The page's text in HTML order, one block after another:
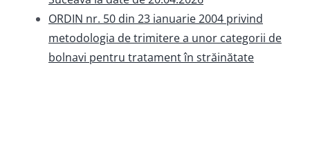
ORDIN nr. 50 din 23 ianuarie 2004 privind
metodologia de trimitere a unor categorii de
bolnavi pentru tratament în străinătate